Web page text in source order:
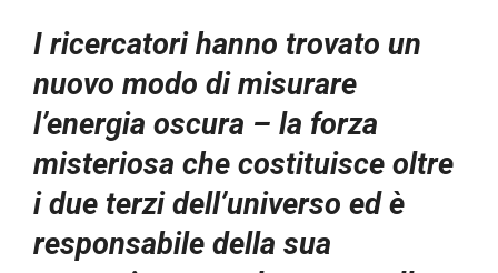
I ricercatori hanno trovato un
nuovo modo di misurare
l’energia oscura – la forza
misteriosa che costituisce oltre
i due terzi dell’universo ed è
responsabile della sua